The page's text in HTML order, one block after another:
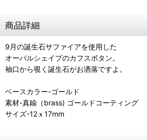
商品詳細
9月の誕生石サファイアを使用した
オーバルシェイプのカフスボタン。
袖口から覗く誕生石がお洒落ですよ。
ベースカラー-ゴールド
素材-真鍮（brass) ゴールドコーティング
サイズ-12ｘ17mm